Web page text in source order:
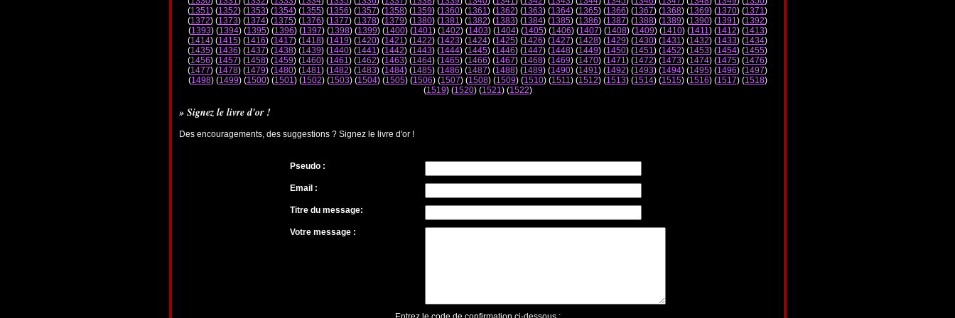
(1351) (1352) (1353) (1354) (1355) (1356) (1357) (1358) (1359) (1360) (1361) (1362) (1363) (1364) (1365) (1366) (1367) (1368) (1369) (1370) (1371)
(1372) (1373) (1374) (1375) (1376) (1377) (1378) (1379) (1380) (1381) (1382) (1383) (1384) (1385) (1386) (1387) (1388) (1389) (1390) (1391) (1392)
(1393) (1394) (1395) (1396) (1397) (1398) (1399) (1400) (1401) (1402) (1403) (1404) (1405) (1406) (1407) (1408) (1409) (1410) (1411) (1412) (1413)
(1414) (1415) (1416) (1417) (1418) (1419) (1420) (1421) (1422) (1423) (1424) (1425) (1426) (1427) (1428) (1429) (1430) (1431) (1432) (1433) (1434)
(1435) (1436) (1437) (1438) (1439) (1440) (1441) (1442) (1443) (1444) (1445) (1446) (1447) (1448) (1449) (1450) (1451) (1452) (1453) (1454) (1455)
(1456) (1457) (1458) (1459) (1460) (1461) (1462) (1463) (1464) (1465) (1466) (1467) (1468) (1469) (1470) (1471) (1472) (1473) (1474) (1475) (1476)
(1477) (1478) (1479) (1480) (1481) (1482) (1483) (1484) (1485) (1486) (1487) (1488) (1489) (1490) (1491) (1492) (1493) (1494) (1495) (1496) (1497)
(1498) (1499) (1500) (1501) (1502) (1503) (1504) (1505) (1506) (1507) (1508) (1509) (1510) (1511) (1512) (1513) (1514) (1515) (1516) (1517) (1518)
(1519) (1520) (1521) (1522)
» Signez le livre d'or !
Des encouragements, des suggestions ? Signez le livre d'or !
Pseudo :
Email :
Titre du message:
Votre message :